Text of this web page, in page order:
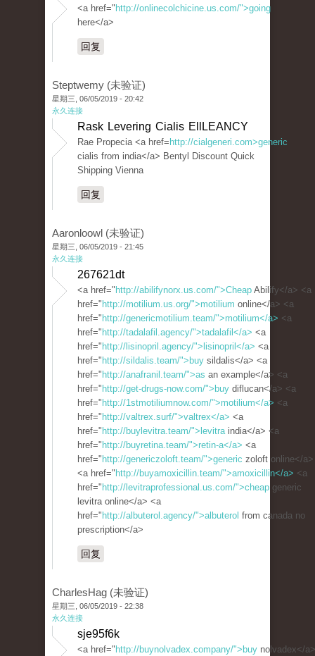
<a href=" http://onlinecolchicine.us.com/">going
here</a>
回复
Steptwemy (未验证)
星期三, 06/05/2019 - 20:42
永久连接
Rask Levering Cialis EllLEANCY
Rae Propecia <a href= http://cialgeneri.com>generic
cialis from india</a> Bentyl Discount Quick
Shipping Vienna
回复
Aaronloowl (未验证)
星期三, 06/05/2019 - 21:45
永久连接
267621dt
<a href=" http://abilifynorx.us.com/">Cheap Abilify</a> <a
href=" http://motilium.us.org/">motilium online</a> <a
href=" http://genericmotilium.team/">motilium</a> <a
href=" http://tadalafil.agency/">tadalafil</a> <a
href=" http://lisinopril.agency/">lisinopril</a> <a
href=" http://sildalis.team/">buy sildalis</a> <a
href=" http://anafranil.team/">as an example</a> <a
href=" http://get-drugs-now.com/">buy diflucan</a> <a
href=" http://1stmotiliumnow.com/">motilium</a> <a
href=" http://valtrex.surf/">valtrex</a> <a
href=" http://buylevitra.team/">levitraindia</a> <a
href=" http://buyretina.team/">retin-a</a> <a
href=" http://genericzoloft.team/">generic zoloft online</a>
<a href=" http://buyamoxicillin.team/">amoxicillin</a> <a
href=" http://levitraprofessional.us.com/">cheap generic
levitra online</a> <a
href=" http://albuterol.agency/">albuterol from canada no
prescription</a>
回复
CharlesHag (未验证)
星期三, 06/05/2019 - 22:38
永久连接
sje95f6k
<a href=" http://buynolvadex.company/">buy nolvadex</